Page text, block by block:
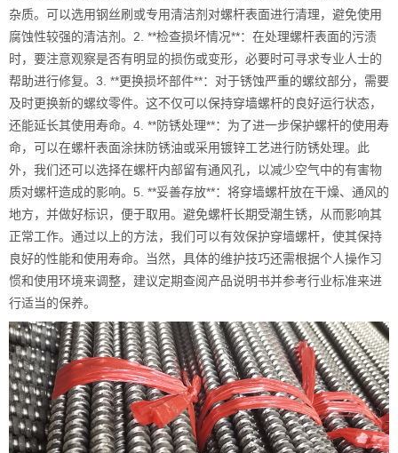
杂质。可以选用钢丝刷或专用清洁剂对螺杆表面进行清理，避免使用
腐蚀性较强的清洁剂。2. **检查损坏情况**：在处理螺杆表面的污渍
时，要注意观察是否有明显的损伤或变形，必要时可寻求专业人士的
帮助进行修复。3. **更换损坏部件**：对于锈蚀严重的螺纹部分，需要
及时更换新的螺纹零件。这不仅可以保持穿墙螺杆的良好运行状态，
还能延长其使用寿命。4. **防锈处理**：为了进一步保护螺杆的使用寿
命，可以在螺杆表面涂抹防锈油或采用镀锌工艺进行防锈处理。此
外，我们还可以选择在螺杆内部留有通风孔，以减少空气中的有害物
质对螺杆造成的影响。5. **妥善存放**：将穿墙螺杆放在干燥、通风的
地方，并做好标识，便于取用。避免螺杆长期受潮生锈，从而影响其
正常工作。通过以上的方法，我们可以有效保护穿墙螺杆，使其保持
良好的性能和使用寿命。当然，具体的维护技巧还需根据个人操作习
惯和使用环境来调整，建议定期查阅产品说明书并参考行业标准来进
行适当的保养。